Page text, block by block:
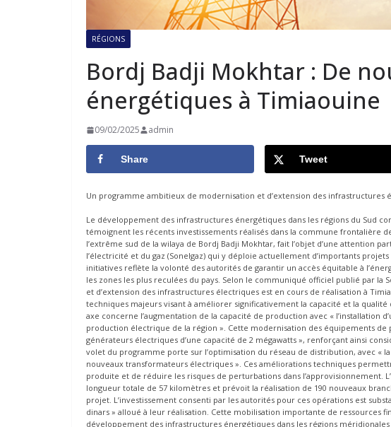
RÉGIONS
Bordj Badji Mokhtar : De
énergétiques à Timiaouine
09/02/2025 admin
Share Tweet
Un programme ambitieux de modernisation et d’extension des infrastructures
Le développement des infrastructures énergétiques dans les régions du Sud
témoignent les récents investissements réalisés dans la commune frontalière
l’extrême sud de la wilaya de Bordj Badji Mokhtar, fait l’objet d’une attention
l’électricité et du gaz (Sonelgaz) qui y déploie actuellement d’importants
initiatives reflète la volonté des autorités de garantir un accès équitable à
les zones les plus reculées du pays. Selon le communiqué officiel publié par
et d’extension des infrastructures électriques est en cours de réalisation à
techniques majeurs visant à améliorer significativement la capacité et la
axe concerne l’augmentation de la capacité de production avec « l’installation
production électrique de la région ». Cette modernisation des équipements de
générateurs électriques d’une capacité de 2 mégawatts », renforçant ainsi
volet du programme porte sur l’optimisation du réseau de distribution, avec «
nouveaux transformateurs électriques ». Ces améliorations techniques
produite et de réduire les risques de perturbations dans l’approvisionnement.
longueur totale de 57 kilomètres et prévoit la réalisation de 190 nouveaux
projet. L’investissement consenti par les autorités pour ces opérations est
dinars » alloué à leur réalisation. Cette mobilisation importante de ressources
développement des infrastructures énergétiques dans les régions